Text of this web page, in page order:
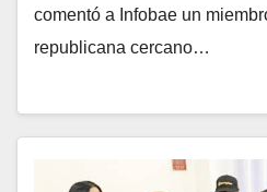
comentó a Infobae un
republicana cercano…